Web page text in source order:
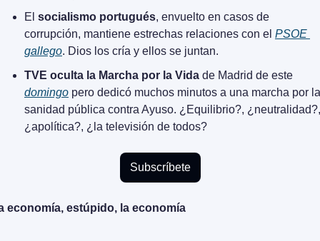
El socialismo portugués, envuelto en casos de
corrupción, mantiene estrechas relaciones con el PSOE
gallego. Dios los cría y ellos se juntan.
TVE oculta la Marcha por la Vida
domingo pero dedicó muchos minutos a una marcha por la
sanidad pública contra Ayuso. ¿Equilibrio?, ¿neutralidad?,
¿apolítica?, ¿la televisión de todos?
Subscríbete
economía, estúpido, la economía